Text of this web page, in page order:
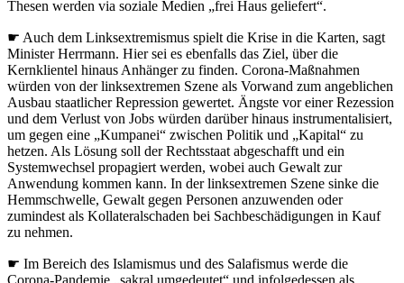
Thesen werden via soziale Medien „frei Haus geliefert“.
☛ Auch dem Linksextremismus spielt die Krise in die Karten, sagt
Minister Herrmann. Hier sei es ebenfalls das Ziel, über die
Kernklientel hinaus Anhänger zu finden. Corona-Maßnahmen
würden von der linksextremen Szene als Vorwand zum angeblichen
Ausbau staatlicher Repression gewertet. Ängste vor einer Rezession
und dem Verlust von Jobs würden darüber hinaus instrumentalisiert,
um gegen eine „Kumpanei“ zwischen Politik und „Kapital“ zu
hetzen. Als Lösung soll der Rechtsstaat abgeschafft und ein
Systemwechsel propagiert werden, wobei auch Gewalt zur
Anwendung kommen kann. In der linksextremen Szene sinke die
Hemmschwelle, Gewalt gegen Personen anzuwenden oder
zumindest als Kollateralschaden bei Sachbeschädigungen in Kauf
zu nehmen.
☛ Im Bereich des Islamismus und des Salafismus werde die